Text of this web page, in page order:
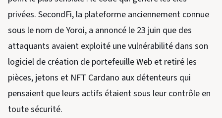
privées. SecondFi, la plateforme anciennement connue
sous le nom de Yoroi, a annoncé le 23 juin que des
attaquants avaient exploité une vulnérabilité dans son
logiciel de création de portefeuille Web et retiré les
pièces, jetons et NFT Cardano aux détenteurs qui
pensaient que leurs actifs étaient sous leur contrôle en
toute sécurité.